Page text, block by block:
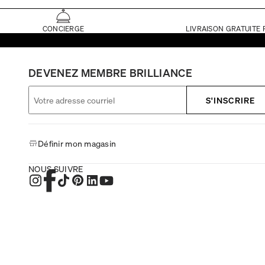
CONCIERGE LIVRAISON GRATUITE
DEVENEZ MEMBRE BRILLIANCE
S'INSCRIRE
Définir mon magasin
NOUS SUIVRE